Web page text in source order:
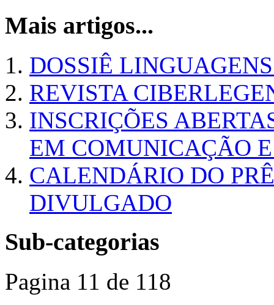
Mais artigos...
DOSSIÊ
REVISTA
INSCRIÇÕES
EM COMUNICAÇÃO
CALENDÁRIO DO
DIVULGADO
Sub-categorias
Pagina 11 de 118